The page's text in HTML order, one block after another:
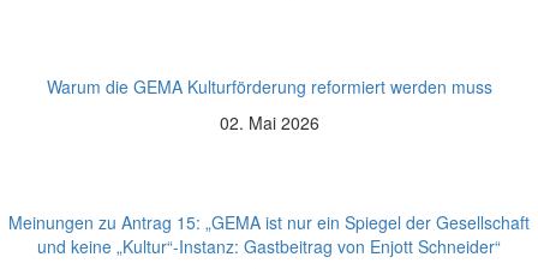
Warum die GEMA Kulturförderung reformiert werden muss
02. Mai 2026
Meinungen zu Antrag 15: „GEMA ist nur ein Spiegel der Gesellschaft
und keine „Kultur“-Instanz: Gastbeitrag von Enjott Schneider“